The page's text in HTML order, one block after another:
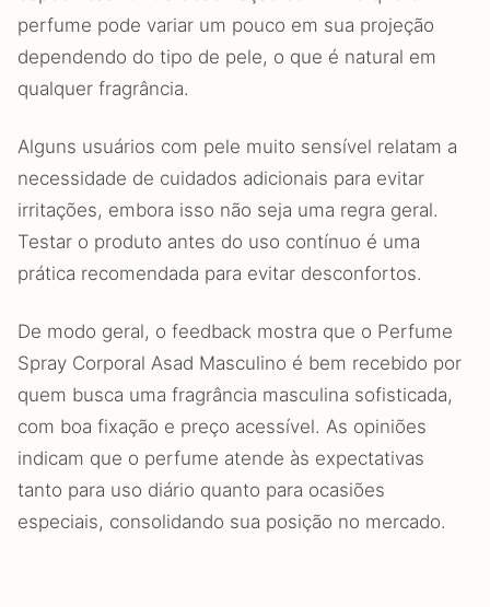
perfume pode variar um pouco em sua projeção
dependendo do tipo de pele, o que é natural em
qualquer fragrância.
Alguns usuários com pele muito sensível relatam a
necessidade de cuidados adicionais para evitar
irritações, embora isso não seja uma regra geral.
Testar o produto antes do uso contínuo é uma
prática recomendada para evitar desconfortos.
De modo geral, o feedback mostra que o Perfume
Spray Corporal Asad Masculino é bem recebido por
quem busca uma fragrância masculina sofisticada,
com boa fixação e preço acessível. As opiniões
indicam que o perfume atende às expectativas
tanto para uso diário quanto para ocasiões
especiais, consolidando sua posição no mercado.